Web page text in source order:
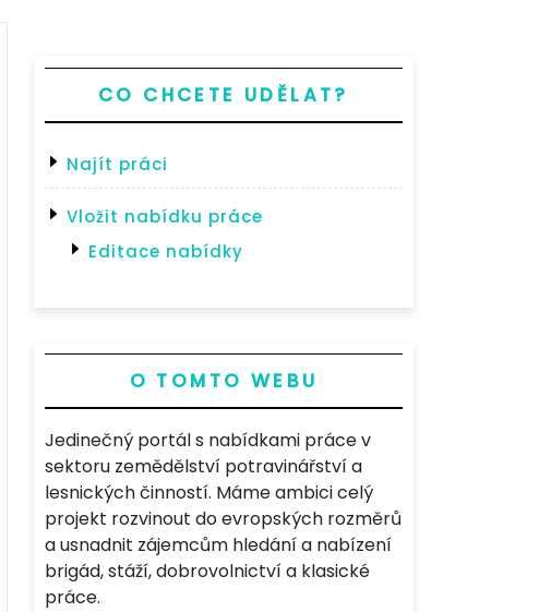
CO CHCETE UDĚLAT?
Najít práci
Vložit nabídku práce
Editace nabídky
O TOMTO WEBU
Jedinečný portál s nabídkami práce v
sektoru zemědělství potravinářství a
lesnických činností. Máme ambici celý
projekt rozvinout do evropských rozměrů
a usnadnit zájemcům hledání a nabízení
brigád, stáží, dobrovolnictví a klasické
práce.